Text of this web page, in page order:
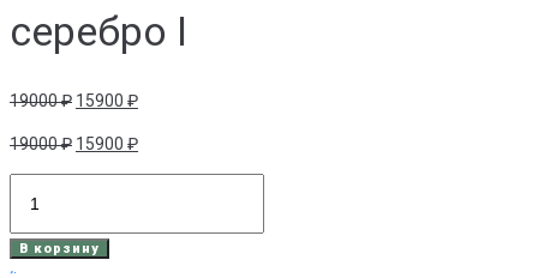
серебро I
19000₽ Первоначальная
составляла
19000 ₽.
15900 ₽Текущая
15900 ₽.
19000₽ Первоначальная
15900 ₽Текущая
товара
Сет
Гортензия
В корзину